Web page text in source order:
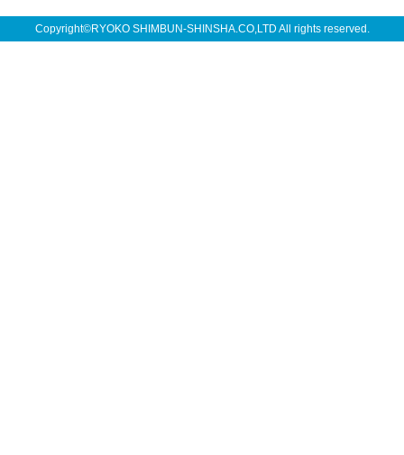
Copyright©RYOKO SHIMBUN-SHINSHA.CO,LTD All rights reserved.